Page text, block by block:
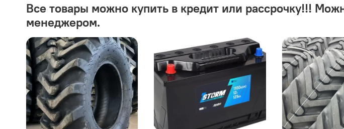
Все товары можно купить в кредит или рассрочку!!!
менеджером.